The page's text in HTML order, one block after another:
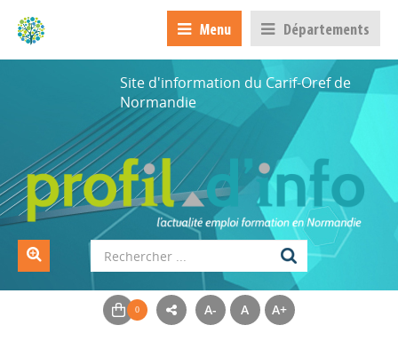
Menu Départements
Site d'information du Carif-Oref de
Normandie
A- A A+